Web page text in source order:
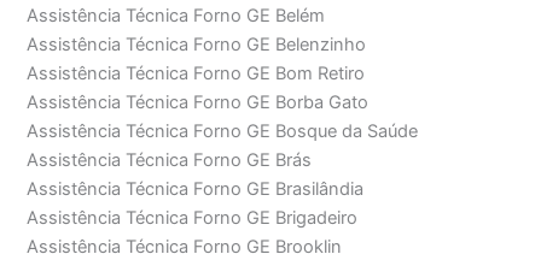
Assistência Técnica Forno GE Belém
Assistência Técnica Forno GE Belenzinho
Assistência Técnica Forno GE Bom Retiro
Assistência Técnica Forno GE Borba Gato
Assistência Técnica Forno GE Bosque da Saúde
Assistência Técnica Forno GE Brás
Assistência Técnica Forno GE Brasilândia
Assistência Técnica Forno GE Brigadeiro
Assistência Técnica Forno GE Brooklin